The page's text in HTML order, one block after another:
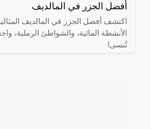
أفضل الجزر في المالديف
اكتشف أفضل الجزر في المالديف
الأنشطة المائية، والشواطئ الرملية،
تُنسى!